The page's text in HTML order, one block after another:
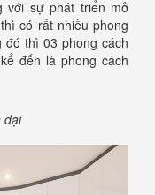
với sự phát triển mở
có rất nhiều phong
đó thì 03 phong cách
đến là phong cách
đại